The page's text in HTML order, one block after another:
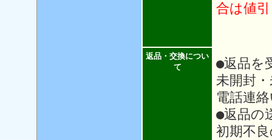
合は値
返品・交換につい
て
●返品を
未開封
電話連
●返品の
初期不